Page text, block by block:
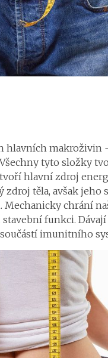
hlavních makroživin
tyto složky
hlavní zdroj
těla, avšak jeho
chrání
funkci.
imunitního